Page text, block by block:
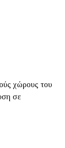
χώρους του
σε